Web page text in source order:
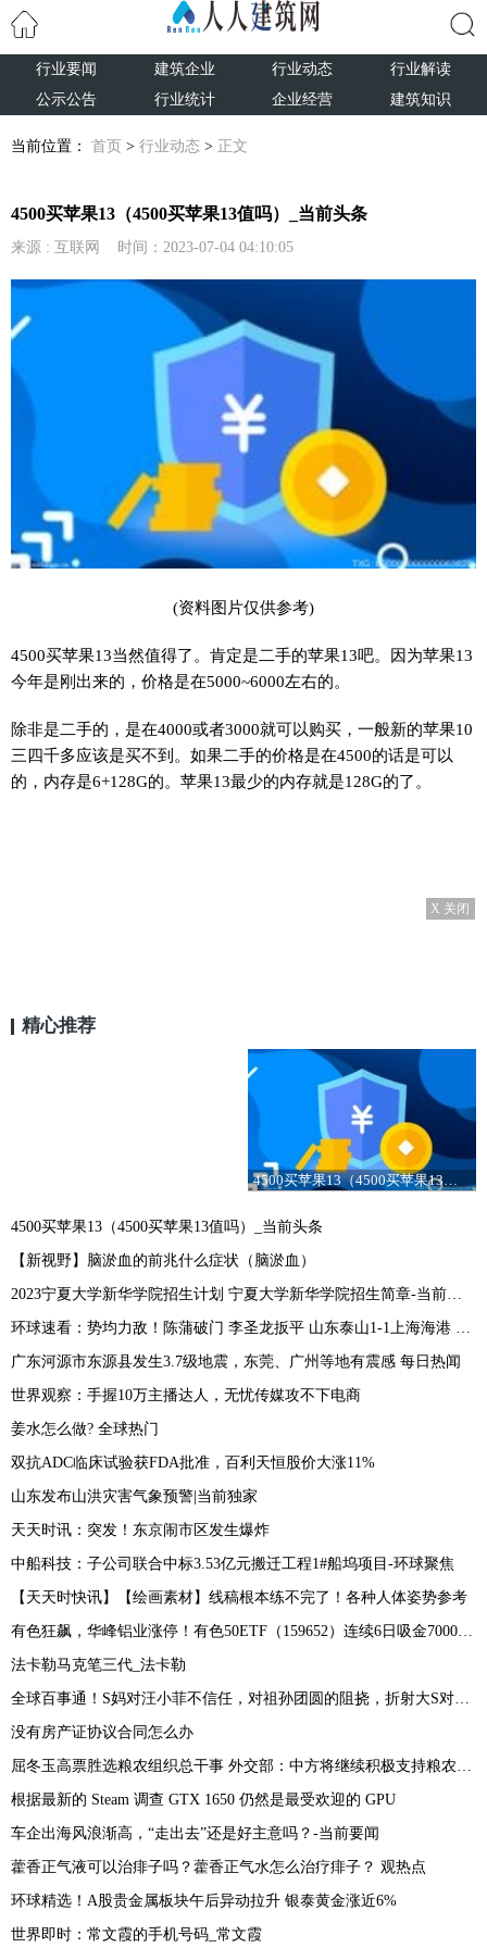
行业要闻 建筑企业 行业动态
行业解读
公示公告
行业统计 企业经营 建筑知识
当前位置： 首页 > 行业动态 > 正文
4500买苹果13（4500买苹果13值吗）_当前头条
来源 : 互联网 时间：2023-07-04 04:10:05
(资料图片仅供参考)
4500买苹果13当然值得了。肯定是二手的苹果13吧。因为苹果13
今年是刚出来的，价格是在5000~6000左右的。
除非是二手的，是在4000或者3000就可以购买，一般新的苹果10
三四千多应该是买不到。如果二手的价格是在4500的话是可以
的，内存是6+128G的。苹果13最少的内存就是128G的了。
X 关闭
精心推荐
4500买苹果13（4500买苹果13值吗）_当前头条
4500买苹果13（4500买苹果13值吗）_当前头条
【新视野】脑淤血的前兆什么症状（脑淤血）
2023宁夏大学新华学院招生计划 宁夏大学新华学院招生简章-当前时讯
环球速看：势均力敌！陈蒲破门 李圣龙扳平 山东泰山1-1上海海港 裁判业余
广东河源市东源县发生3.7级地震，东莞、广州等地有震感 每日热闻
世界观察：手握10万主播达人，无忧传媒攻不下电商
姜水怎么做? 全球热门
双抗ADC临床试验获FDA批准，百利天恒股价大涨11%
山东发布山洪灾害气象预警|当前独家
天天时讯：突发！东京闹市区发生爆炸
中船科技：子公司联合中标3.53亿元搬迁工程1#船坞项目-环球聚焦
【天天时快讯】【绘画素材】线稿根本练不完了！各种人体姿势参考
有色狂飙，华峰铝业涨停！有色50ETF（159652）连续6日吸金7000万！机构：加息末端，金属周期有望复苏！ -环球播资讯
法卡勒马克笔三代_法卡勒
全球百事通！S妈对汪小菲不信任，对祖孙团圆的阻挠，折射大S对名誉自私的爱护
没有房产证协议合同怎么办
屈冬玉高票胜选粮农组织总干事 外交部：中方将继续积极支持粮农组织工作
根据最新的 Steam 调查 GTX 1650 仍然是最受欢迎的 GPU
车企出海风浪渐高，“走出去”还是好主意吗？-当前要闻
藿香正气液可以治痱子吗？藿香正气水怎么治疗痱子？ 观热点
环球精选！A股贵金属板块午后异动拉升 银泰黄金涨近6%
世界即时：常文霞的手机号码_常文霞